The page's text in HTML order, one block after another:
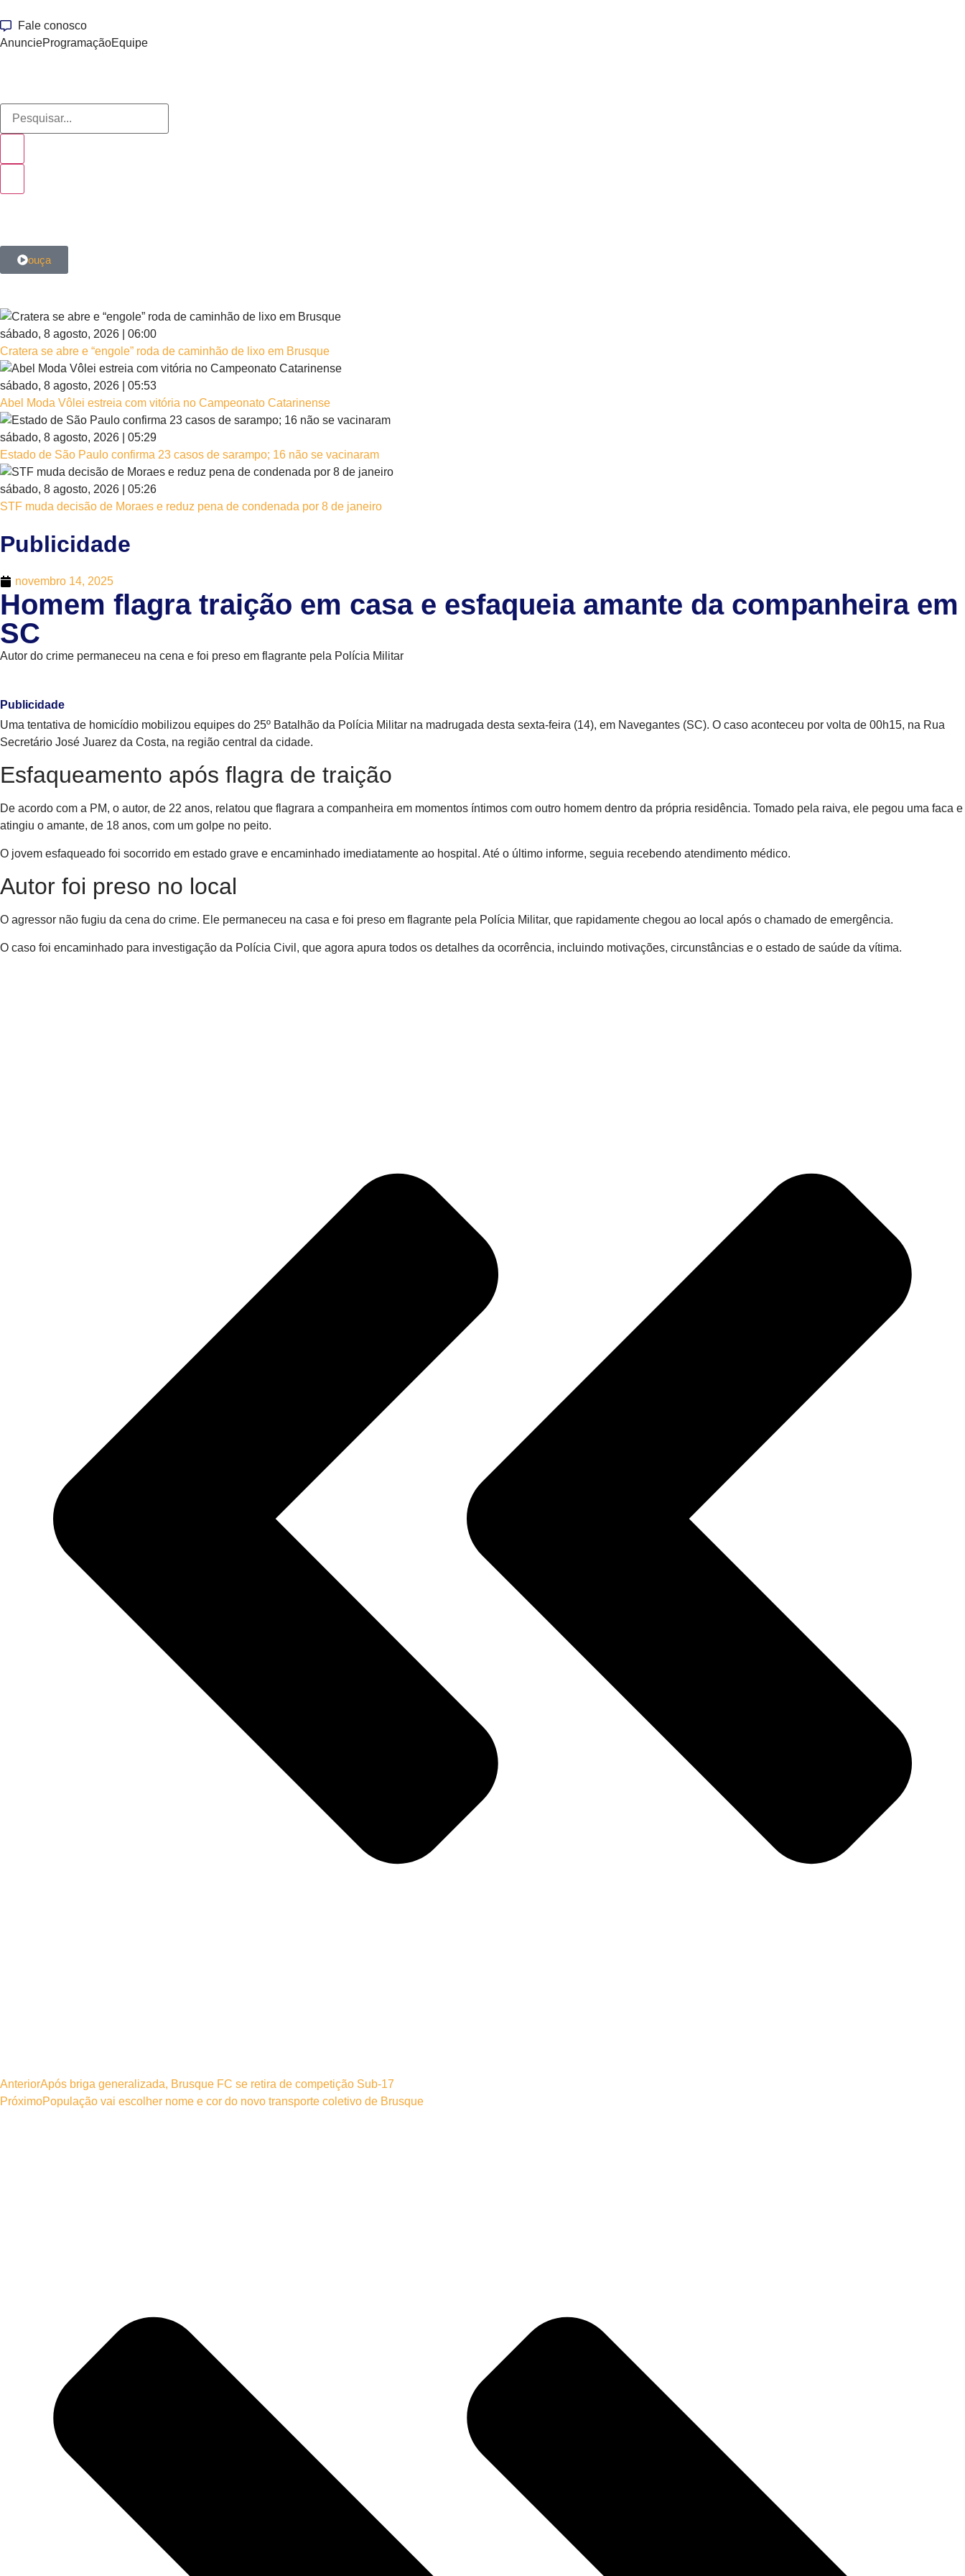
Fale conosco
AnuncieProgramaçãoEquipe
ouça
sábado, 8 agosto, 2026 | 06:00
Cratera se abre e “engole” roda de caminhão de lixo em Brusque
sábado, 8 agosto, 2026 | 05:53
Abel Moda Vôlei estreia com vitória no Campeonato Catarinense
sábado, 8 agosto, 2026 | 05:29
Estado de São Paulo confirma 23 casos de sarampo; 16 não se vacinaram
sábado, 8 agosto, 2026 | 05:26
STF muda decisão de Moraes e reduz pena de condenada por 8 de janeiro
Publicidade
novembro 14, 2025
Homem flagra traição em casa e esfaqueia amante da companheira em
SC
Autor do crime permaneceu na cena e foi preso em flagrante pela Polícia Militar
Publicidade
Uma tentativa de homicídio mobilizou equipes do 25º Batalhão da Polícia Militar na madrugada desta sexta-feira (14), em Navegantes (SC). O caso aconteceu por volta de 00h15, na Rua
Secretário José Juarez da Costa, na região central da cidade.
Esfaqueamento após flagra de traição
De acordo com a PM, o autor, de 22 anos, relatou que flagrara a companheira em momentos íntimos com outro homem dentro da própria residência. Tomado pela raiva, ele pegou uma faca e
atingiu o amante, de 18 anos, com um golpe no peito.
O jovem esfaqueado foi socorrido em estado grave e encaminhado imediatamente ao hospital. Até o último informe, seguia recebendo atendimento médico.
Autor foi preso no local
O agressor não fugiu da cena do crime. Ele permaneceu na casa e foi preso em flagrante pela Polícia Militar, que rapidamente chegou ao local após o chamado de emergência.
O caso foi encaminhado para investigação da Polícia Civil, que agora apura todos os detalhes da ocorrência, incluindo motivações, circunstâncias e o estado de saúde da vítima.
AnteriorApós briga generalizada, Brusque FC se retira de competição Sub-17
PróximoPopulação vai escolher nome e cor do novo transporte coletivo de Brusque